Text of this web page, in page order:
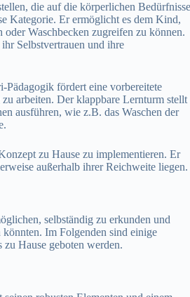
die auf die körperlichen
Kategorie. Er ermöglicht es dem Kind,
Waschbecken zugreifen zu können.
Selbstvertrauen und ihre
fördert eine vorbereitete
arbeiten. Der klappbare Lernturm stellt
ausführen, wie z.B. das Waschen der
zu Hause zu implementieren. Er
außerhalb ihrer Reichweite liegen.
selbständig zu erkunden und
Im Folgenden sind einige
Hause geboten werden.